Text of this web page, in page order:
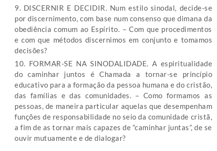
9. DISCERNIR E DECIDIR. Num estilo sinodal, decide-se
por discernimento, com base num consenso que dimana da
obediência comum ao Espírito. – Com que procedimentos
e com que métodos discernimos em conjunto e tomamos
decisões?
10. FORMAR-SE NA SINODALIDADE. A espiritualidade
do caminhar juntos é Chamada a tornar-se princípio
educativo para a formação da pessoa humana e do cristão,
das famílias e das comunidades. – Como formamos as
pessoas, de maneira particular aquelas que desempenham
funções de responsabilidade no seio da comunidade cristã,
a fim de as tornar mais capazes de “caminhar juntas”, de se
ouvir mutuamente e de dialogar?